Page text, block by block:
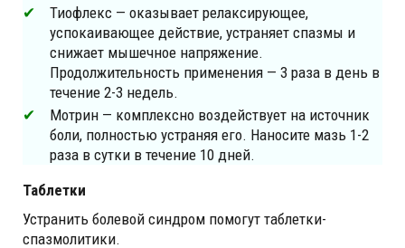
Тиофлекс — оказывает релаксирующее,
успокаивающее действие, устраняет спазмы и
снижает мышечное напряжение.
Продолжительность применения — 3 раза в день в
течение 2-3 недель.
Мотрин — комплексно воздействует на источник
боли, полностью устраняя его. Наносите мазь 1-2
раза в сутки в течение 10 дней.
Таблетки
Устранить болевой синдром помогут таблетки-
спазмолитики.